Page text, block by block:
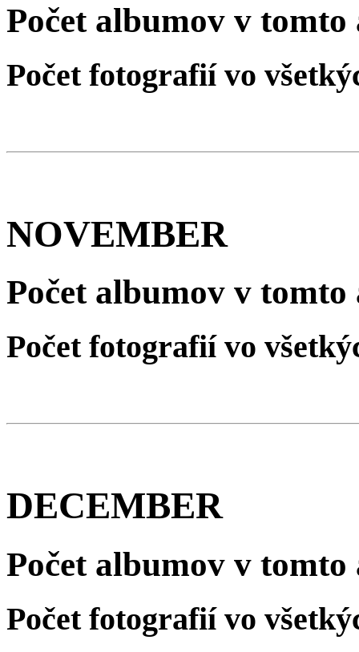
Počet albumov v
Počet fotografií vo
NOVEMBER
Počet albumov v
Počet fotografií vo
DECEMBER
Počet albumov v
Počet fotografií vo